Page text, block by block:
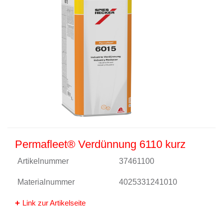
Permafleet® Verdünnung 6110 kurz
Artikelnummer 37461100
Materialnummer 4025331241010
Link zur Artikelseite